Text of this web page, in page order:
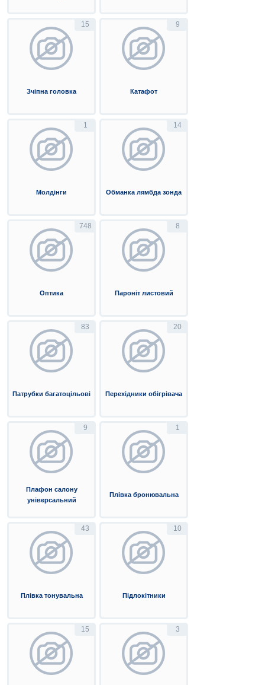
15
Зчіпна головка
9
Катафот
1
Молдінги
14
Обманка лямбда зонда
748
Оптика
8
Пароніт листовий
83
Патрубки багатоцільові
20
Перехідники обігрівача
9
Плафон салону
універсальний
1
Плівка бронювальна
43
Плівка тонувальна
10
Підлокітники
15 3